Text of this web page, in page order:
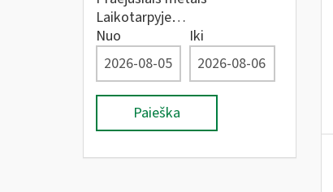
Laikotarpyje…
Nuo
Iki
Paieška